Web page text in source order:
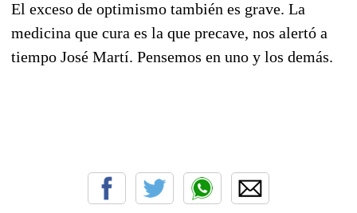
El exceso de optimismo también es grave. La
medicina que cura es la que precave, nos alertó a
tiempo José Martí. Pensemos en uno y los demás.